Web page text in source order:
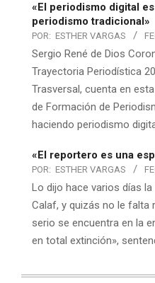
«El periodismo digital
periodismo tradicional»
POR: ESTHER VARGAS
Sergio René de Dios
Trayectoria Periodística
Trasversal, cuenta en
de Formación de
haciendo periodismo
«El reportero es una
POR: ESTHER VARGAS
Lo dijo hace varios días
Calaf, y quizás no le falta
serio se encuentra en la
en total extinción»,